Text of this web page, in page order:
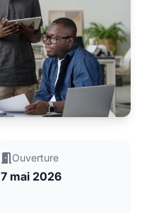
Ouverture
7 mai 2026